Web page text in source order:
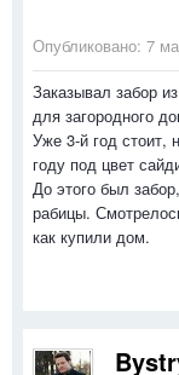
Опубликовано: 7
Заказывал забор
для загородного
Уже 3-й год стоит,
году под цвет
До этого был
рабицы.
как купили дом.